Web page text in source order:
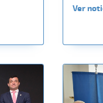
Ver